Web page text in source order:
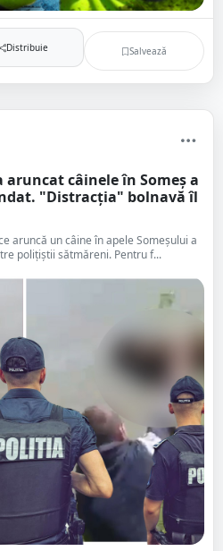
Distribuie Salvează
aruncat câinele în Someș a
"Distracția" bolnavă îl
aruncă un câine în apele Someșului a
polițiștii sătmăreni. Pentru f...